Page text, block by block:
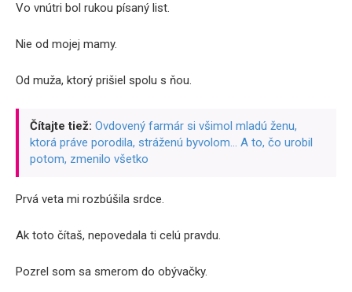
Vo vnútri bol rukou písaný list.
Nie od mojej mamy.
Od muža, ktorý prišiel spolu s ňou.
Čítajte tiež: Ovdo­vený farmár si všimol mladú ženu,
ktorá práve porodila, stráženú byvolom… A to, čo urobil
potom, zmenilo všetko
Prvá veta mi rozbúšila srdce.
Ak toto čítaš, nepovedala ti celú pravdu.
Pozrel som sa smerom do obývačky.